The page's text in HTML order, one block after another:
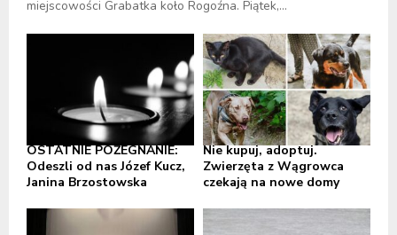
miejscowości Grabatka koło Rogoźna. Piątek,...
OSTATNIE POŻEGNANIE:
Odeszli od nas Józef Kucz,
Janina Brzostowska
Nie kupuj, adoptuj.
Zwierzęta z Wągrowca
czekają na nowe domy